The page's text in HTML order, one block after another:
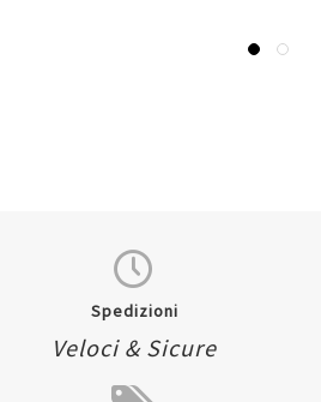
Spedizioni
Veloci & Sicure